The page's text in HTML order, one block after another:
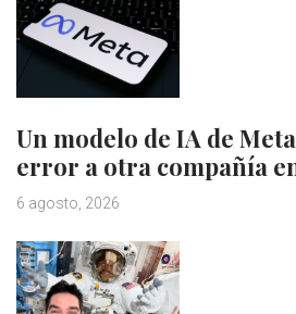
Un modelo de IA de
error a otra compañía
6 agosto, 2026